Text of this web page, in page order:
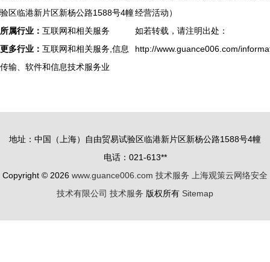
验区临港新片区新杨公路1588号4幢
所属行业： 互联网和相关服务
更多行业： 互联网和相关服务,信息
传输、软件和信息技术服务业
经营活动）
如若转载，请注明出处：
http://www.guance006.com/
地址：中国（上海）自由贸易试验区临港新片区新杨公路1588号4幢
电话：021-613**
Copyright © 2026 www.guance006.com 技术服务
上海观策云网络安全
技术有限公司 技术服务 版权所有 Sitemap